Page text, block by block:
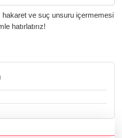
hakaret ve suç unsuru içermemesi
hatırlatırız!